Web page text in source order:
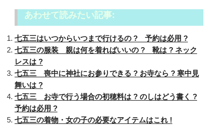
あわせて読みたい記事:
七五三はいつからいつまで行けるの ? 予約は必用 ?
七五三の服装 親は何を着ればいいの ? 靴は ? ネック
レスは ?
七五三 喪中に神社にお参りできる ? お寺なら ? 寒中見
舞いは ?
七五三 お寺で行う場合の初穂料は ? のしはどう書く ?
予約は必用 ?
七五三の着物・女の子の必要なアイテムはこれ !